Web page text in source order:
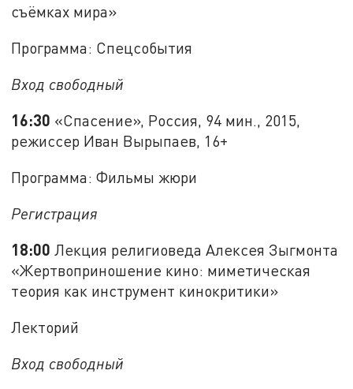
съёмках мира»
Программа: Спецсобытия
Вход свободный
16:30 «Спасение», Россия, 94 мин., 2015,
режиссер Иван Вырыпаев, 16+
Программа: Фильмы жюри
Регистрация
18:00 Лекция религиоведа Алексея Зыгмонта
«Жертвоприношение кино: миметическая
теория как инструмент кинокритики»
Лекторий
Вход свободный